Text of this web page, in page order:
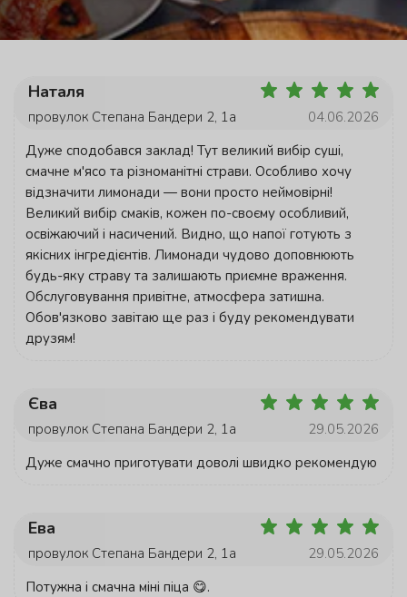
Наталя
провулок Степана Бандери 2, 1а
04.06.2026
Дуже сподобався заклад! Тут великий вибір суші,
смачне м'ясо та різноманітні страви. Особливо хочу
відзначити лимонади — вони просто неймовірні!
Великий вибір смаків, кожен по-своєму особливий,
освіжаючий і насичений. Видно, що напої готують з
якісних інгредієнтів. Лимонади чудово доповнюють
будь-яку страву та залишають приємне враження.
Обслуговування привітне, атмосфера затишна.
Обов'язково завітаю ще раз і буду рекомендувати
друзям!
Єва
провулок Степана Бандери 2, 1а
29.05.2026
Дуже смачно приготувати доволі швидко рекомендую
Ева
провулок Степана Бандери 2, 1а
29.05.2026
Потужна і смачна міні піца 😋.